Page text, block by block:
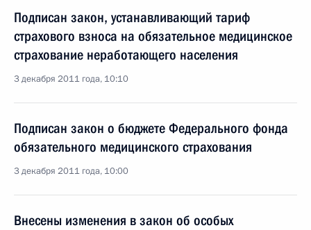
Подписан закон, устанавливающий тариф
страхового взноса на обязательное медицинское
страхование неработающего населения
3 декабря 2011 года, 10:10
Подписан закон о бюджете Федерального фонда
обязательного медицинского страхования
3 декабря 2011 года, 10:00
Внесены изменения в закон об особых